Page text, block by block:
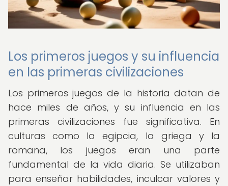
Los primeros juegos y su influencia
en las primeras civilizaciones
Los primeros juegos de la historia datan de
hace miles de años, y su influencia en las
primeras civilizaciones fue significativa. En
culturas como la egipcia, la griega y la
romana, los juegos eran una parte
fundamental de la vida diaria. Se utilizaban
para enseñar habilidades, inculcar valores y